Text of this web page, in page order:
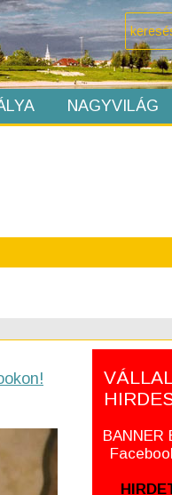
NAGYVILÁG
BANNER